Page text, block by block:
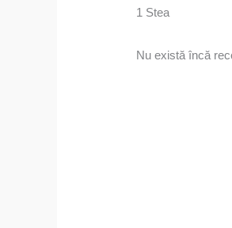
1 Stea
Nu există încă